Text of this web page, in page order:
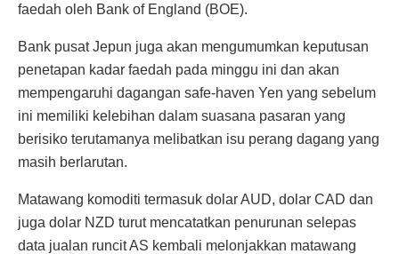
faedah oleh Bank of England (BOE).
Bank pusat Jepun juga akan mengumumkan keputusan
penetapan kadar faedah pada minggu ini dan akan
mempengaruhi dagangan safe-haven Yen yang sebelum
ini memiliki kelebihan dalam suasana pasaran yang
berisiko terutamanya melibatkan isu perang dagang yang
masih berlarutan.
Matawang komoditi termasuk dolar AUD, dolar CAD dan
juga dolar NZD turut mencatatkan penurunan selepas
data jualan runcit AS kembali melonjakkan matawang